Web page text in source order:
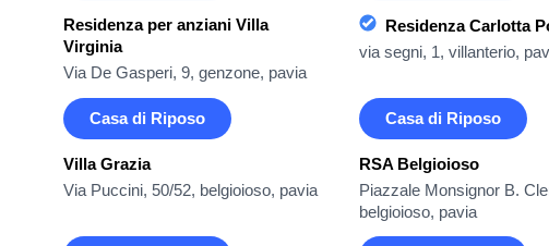
Residenza per anziani Villa
Virginia
Via De Gasperi, 9, genzone, pavia
Residenza Carlotta
via segni, 1, villanterio,
Casa di Riposo
Villa Grazia
Via Puccini, 50/52, belgioioso, pavia
Casa di Riposo
RSA Belgioioso
Piazzale Monsignor B.
belgioioso, pavia